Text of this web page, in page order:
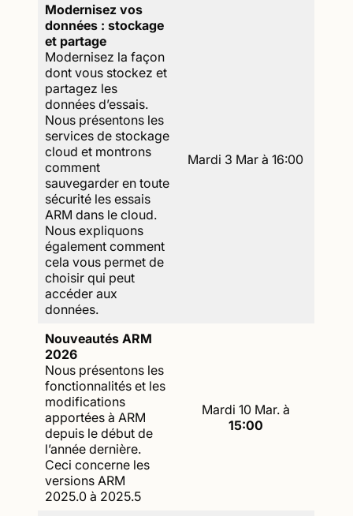
Modernisez vos
données : stockage
et partage
Modernisez la façon
dont vous stockez et
partagez les
données d’essais.
Nous présentons les
services de stockage
cloud et montrons
comment
sauvegarder en toute
sécurité les essais
ARM dans le cloud.
Nous expliquons
également comment
cela vous permet de
choisir qui peut
accéder aux
données.
Mardi 3 Mar à 16:00
Nouveautés ARM
2026
Nous présentons les
fonctionnalités et les
modifications
apportées à ARM
depuis le début de
l’année dernière.
Ceci concerne les
versions ARM
2025.0 à 2025.5
Mardi 10 Mar. à
15:00